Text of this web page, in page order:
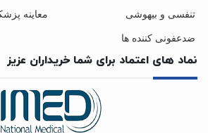
تنفسی و بیهوشی معاینه
ضدعفونی کننده ها
نماد های اعتماد برای شما خریداران عزیز